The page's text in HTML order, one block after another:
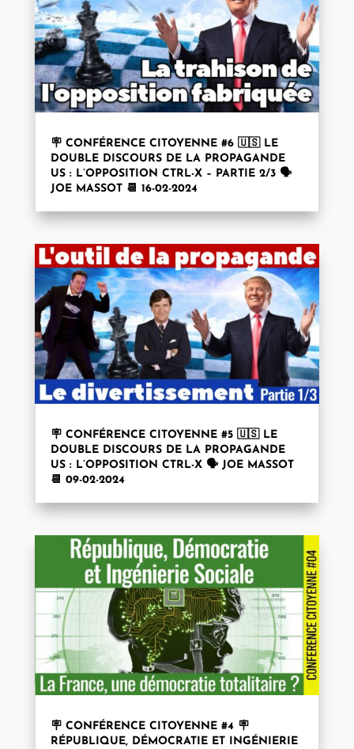
🪧 CONFÉRENCE CITOYENNE #6 🇺🇸 LE
DOUBLE DISCOURS DE LA PROPAGANDE
US : L’OPPOSITION CTRL-X – PARTIE 2/3 🗣️
JOE MASSOT 📆 16-02-2024
🪧 CONFÉRENCE CITOYENNE #5 🇺🇸 LE
DOUBLE DISCOURS DE LA PROPAGANDE
US : L’OPPOSITION CTRL-X 🗣️ JOE MASSOT
📆 09-02-2024
🪧 CONFÉRENCE CITOYENNE #4 🪧
RÉPUBLIQUE, DÉMOCRATIE ET INGÉNIERIE